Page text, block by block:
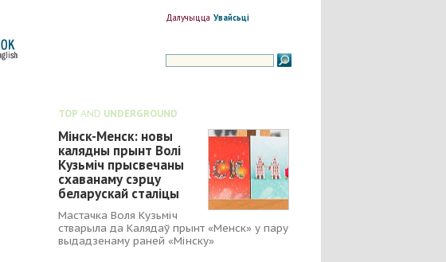
Далучыцца Увайсьці
TOP AND UNDERGROUND
Мінск-Менск: новы
калядны прынт Волі
Кузьміч прысвечаны
схаванаму сэрцу
беларускай сталіцы
Мастачка Воля Кузьміч
стварыла да Калядаў прынт «Менск» у пару
выдадзенаму раней «Мінску»